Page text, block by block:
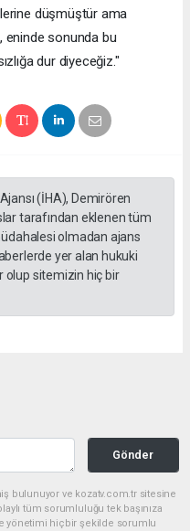
düşmüştür ama
eninde sonunda bu
dur diyeceğiz."
(İHA), Demirören
tarafından eklenen tüm
olmadan ajans
yer alan hukuki
olup sitemizin hiç bir
Gönder
bulunuyor ve kozatv.com.tr sitesine
tüm sorumluluğu tek başınıza
yönetimi hiçbir şekilde sorumlu